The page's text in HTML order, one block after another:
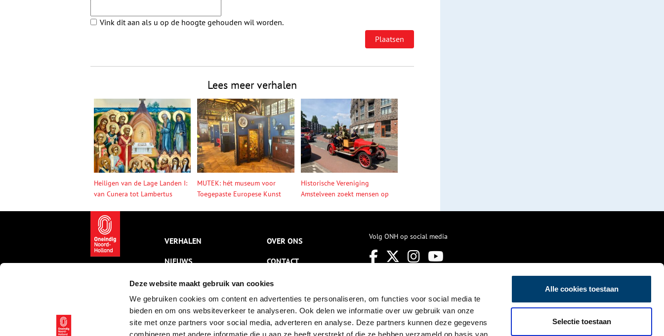
Deze website maakt gebruik van cookies
We gebruiken cookies om content en advertenties te personaliseren, om functies voor social media te
bieden en om ons websiteverkeer te analyseren. Ook delen we informatie over uw gebruik van onze
site met onze partners voor social media, adverteren en analyse. Deze partners kunnen deze gegevens
Alle cookies toestaan
Selectie toestaan
Vink dit aan als u op de hoogte gehouden wil worden.
Lees meer verhalen
Heiligen van de Lage Landen I:
van Cunera tot Lambertus
MUTEK: hét museum voor
Toegepaste Europese Kunst
Historische Vereniging
Amstelveen zoekt mensen op
VERHALEN
NIEUWS
KALENDER
THEMA’S
ACTIVITEITEN
OVER ONS
CONTACT
NIEUWSBRIEF
DISCLAIMER
PRIVACY
Volg ONH op social media